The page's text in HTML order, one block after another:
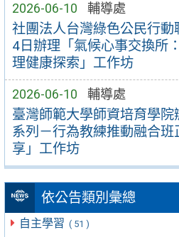
2026-06-10 輔導處
社團法人台灣綠色公民行動
4日辦理「氣候心事交換所
理健康探索」工作坊
2026-06-10 輔導處
臺灣師範大學師資培育學
系列－行為教練推動融合
享」工作坊
依公告類別彙總
自主學習 ( 51 )